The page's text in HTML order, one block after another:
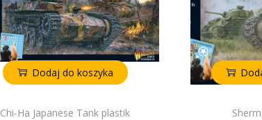
Dodaj do koszyka
Chi-Ha Japanese Tank plastik